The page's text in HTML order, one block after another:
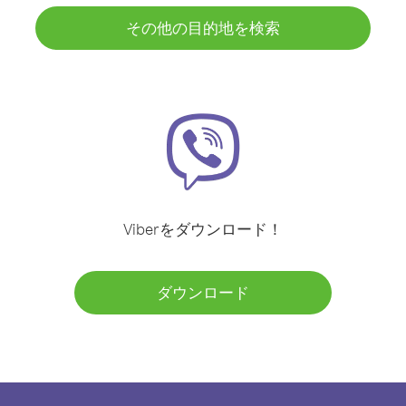
その他の目的地を検索
Viberをダウンロード！
ダウンロード